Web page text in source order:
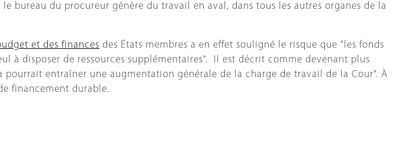
bureau du procureur génère du travail en aval, dans tous les autres organes de la
et des finances des États membres a en effet souligné le risque que "les fonds
à disposer de ressources supplémentaires". Il est décrit comme devenant plus
entraîner une augmentation générale de la charge de travail de la Cour". À
financement durable.